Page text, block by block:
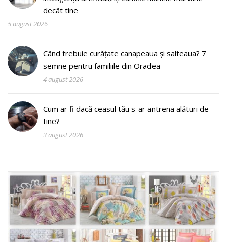
decât tine
5 august 2026
Când trebuie curățate canapeaua și salteaua? 7
semne pentru familiile din Oradea
4 august 2026
Cum ar fi dacă ceasul tău s-ar antrena alături de
tine?
3 august 2026